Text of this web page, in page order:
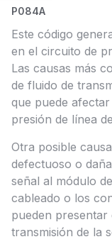
P084A
Este código
en el circuito de
Las causas más
de fluido de
que puede
presión de línea
Otra posible
defectuoso o
señal al módulo
cableado o los
pueden
transmisión de la